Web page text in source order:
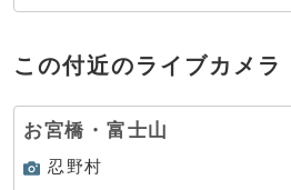
この付近のライブカメラ
お宮橋・富士山
忍野村